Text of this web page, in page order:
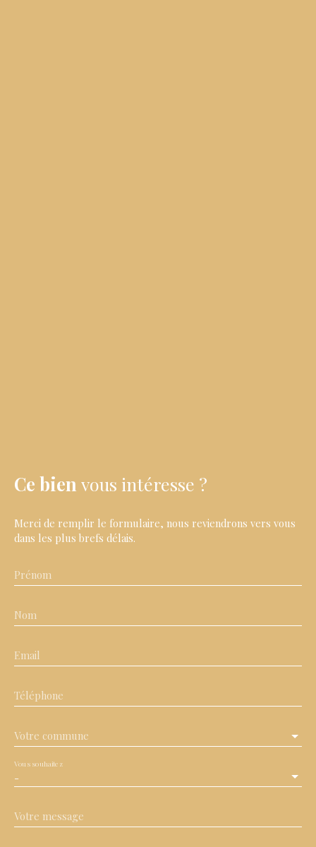
Ce bien vous intéresse ?
Merci de remplir le formulaire, nous reviendrons vers vous
dans les plus brefs délais.
Prénom
Nom
Email
Téléphone
Votre commune
-
Vous souhaitez
Votre message